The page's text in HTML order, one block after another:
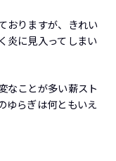
おりますが、きれい
炎に見入ってしまい
なことが多い薪スト
ゆらぎは何ともいえ